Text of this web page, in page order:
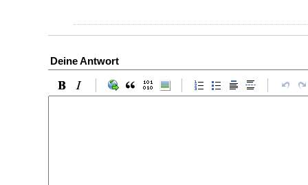
Deine Antwort